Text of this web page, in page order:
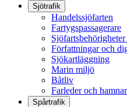
Sjötrafik
Handelssjöfarten
Fartygspassagerare
Författningar och
Sjökartläggning
Marin miljö
Båtliv
Farleder och hamnar
Spårtrafik